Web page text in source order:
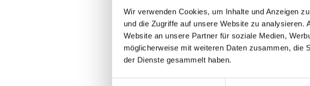
Wir verwenden Cookies, um Inhalte und Anzeigen
und die Zugriffe auf unsere Website zu
Website an unsere Partner für soziale Medien,
möglicherweise mit weiteren Daten zusammen, die
der Dienste gesammelt haben.